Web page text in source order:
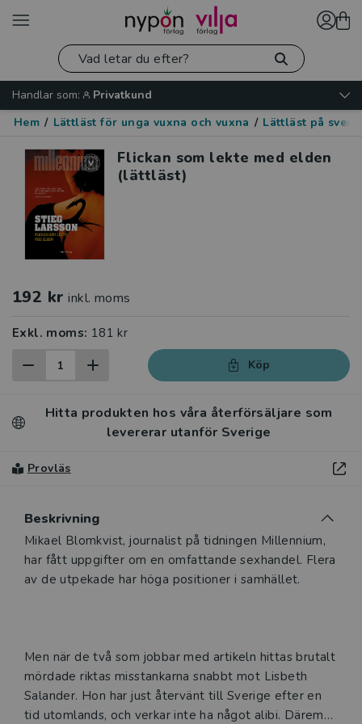
Handlar som:
Privatkund
Hem / Lättläst för unga vuxna och vuxna / Lättläst på
Flickan som lekte med elden
(lättläst)
192 kr inkl. moms
Exkl. moms: 181 kr
Köp
Hitta produkten hos våra återförsäljare som
levererar utanför Sverige
Provläs
Beskrivning
Beskrivning
Mikael Blomkvist, journalist på tidningen Millennium,
har fått uppgifter om en omfattande sexhandel. Flera
av de utpekade har höga positioner i samhället.
Men när de två som jobbar med artikeln hittas brutalt
mördade riktas misstankarna snabbt mot Lisbeth
Salander. Hon har just återvänt till Sverige efter en
tid utomlands, och verkar inte ha något alibi. Däremot